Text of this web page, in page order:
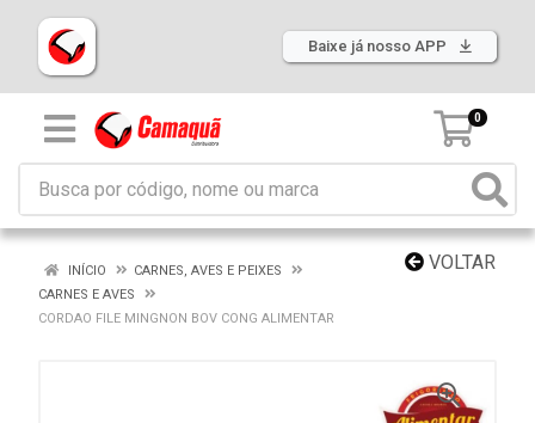
Baixe já nosso APP
0
VOLTAR
INÍCIO
CARNES, AVES E PEIXES
CARNES E AVES
CORDAO FILE MINGNON BOV CONG ALIMENTAR